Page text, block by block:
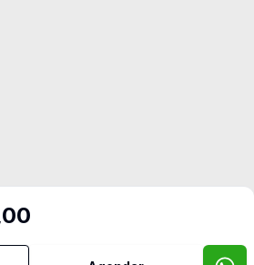
Selo de Tecnologia Loft